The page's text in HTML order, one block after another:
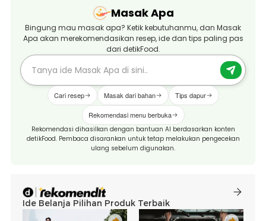
Masak Apa
Bingung mau masak apa? Ketik kebutuhanmu, dan Masak
Apa akan merekomendasikan resep, ide dan tips paling pas
dari detikFood.
Cari resep Masak dari bahan Tips dapur
Rekomendasi menu berbuka
Rekomendasi dihasilkan dengan bantuan AI berdasarkan konten
detikFood. Pembaca disarankan untuk tetap melakukan pengecekan
ulang sebelum digunakan.